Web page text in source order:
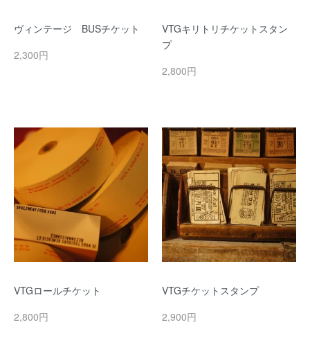
ヴィンテージ BUSチケット
2,300円
VTGキリトリチケットスタン
プ
2,800円
VTGロールチケット
2,800円
VTGチケットスタンプ
2,900円